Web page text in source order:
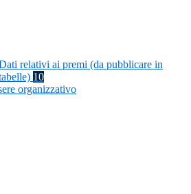
relativi ai premi (da pubblicare in
10
organizzativo